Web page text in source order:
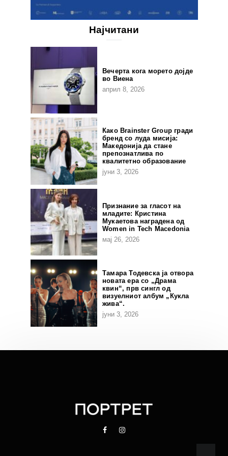
Најчитани
Вечерта кога морето дојде
во Виена
април 8, 2026
Како Brainster Group гради
бренд со луда мисија:
Македонија да стане
препознатлива по
квалитетно образование
јуни 3, 2026
Признание за гласот на
младите: Кристина
Мукаетова наградена од
Women in Tech Macedonia
мај 26, 2026
Тамара Тодевска ја отвора
новата ера со „Драма
квин“, прв сингл од
визуелниот албум „Кукла
жива“.
јуни 3, 2026